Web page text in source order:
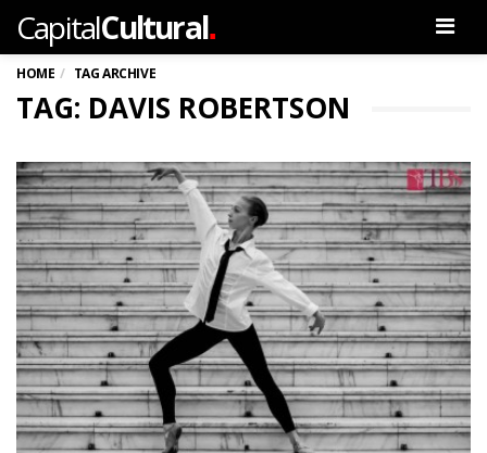
CapitalCultural.
HOME TAG ARCHIVE
TAG: DAVIS ROBERTSON